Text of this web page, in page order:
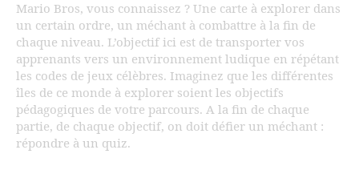
Mario Bros, vous connaissez ? Une carte à explorer dans
un certain ordre, un méchant à combattre à la fin de
chaque niveau. L’objectif ici est de transporter vos
apprenants vers un environnement ludique en répétant
les codes de jeux célèbres. Imaginez que les différentes
îles de ce monde à explorer soient les objectifs
pédagogiques de votre parcours. A la fin de chaque
partie, de chaque objectif, on doit défier un méchant :
répondre à un quiz.